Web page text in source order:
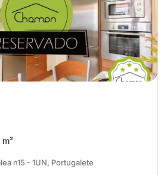
m²
n15 - 1UN, Portugalete